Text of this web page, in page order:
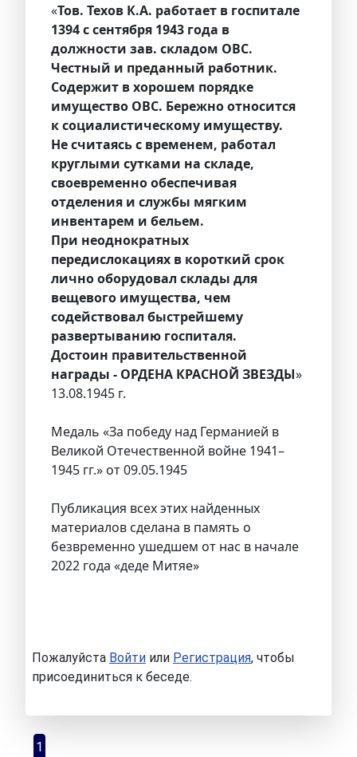
«Тов. Техов К.А. работает в госпитале
1394 с сентября 1943 года в
должности зав. складом ОВС.
Честный и преданный работник.
Содержит в хорошем порядке
имущество ОВС. Бережно относится
к социалистическому имуществу.
Не считаясь с временем, работал
круглыми сутками на складе,
своевременно обеспечивая
отделения и службы мягким
инвентарем и бельем.
При неоднократных
передислокациях в короткий срок
лично оборудовал склады для
вещевого имущества, чем
содействовал быстрейшему
развертыванию госпиталя.
Достоин правительственной
награды - ОРДЕНА КРАСНОЙ ЗВЕЗДЫ»
13.08.1945 г.
Медаль «За победу над Германией в
Великой Отечественной войне 1941–
1945 гг.» от 09.05.1945
Публикация всех этих найденных
материалов сделана в память о
безвременно ушедшем от нас в начале
2022 года «деде Митяе»
Пожалуйста Войти или Регистрация, чтобы
присоединиться к беседе.
1